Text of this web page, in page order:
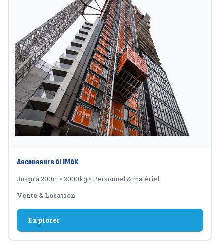
Ascenseurs ALIMAK
Jusqu'à 200m • 2000kg • Personnel & matériel
Vente & Location
Explorer